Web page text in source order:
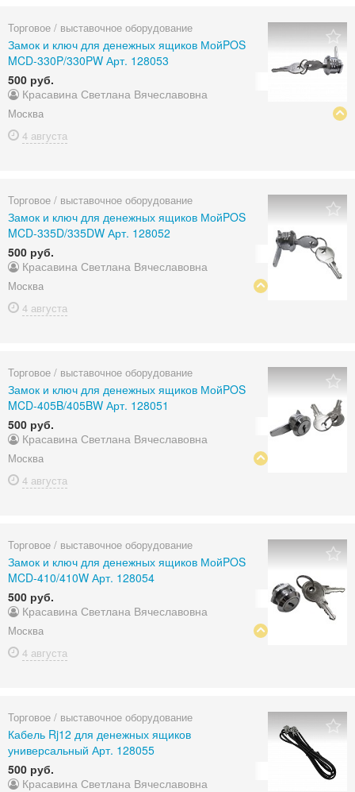
Торговое / выставочное оборудование
Замок и ключ для денежных ящиков МойPOS
MCD-330P/330PW Арт. 128053
500 руб.
Красавина Светлана Вячеславовна
Москва
4 августа
Торговое / выставочное оборудование
Замок и ключ для денежных ящиков МойPOS
MCD-335D/335DW Арт. 128052
500 руб.
Красавина Светлана Вячеславовна
Москва
4 августа
Торговое / выставочное оборудование
Замок и ключ для денежных ящиков МойPOS
MCD-405B/405BW Арт. 128051
500 руб.
Красавина Светлана Вячеславовна
Москва
4 августа
Торговое / выставочное оборудование
Замок и ключ для денежных ящиков МойPOS
MCD-410/410W Арт. 128054
500 руб.
Красавина Светлана Вячеславовна
Москва
4 августа
Торговое / выставочное оборудование
Кабель Rj12 для денежных ящиков
универсальный Арт. 128055
500 руб.
Красавина Светлана Вячеславовна